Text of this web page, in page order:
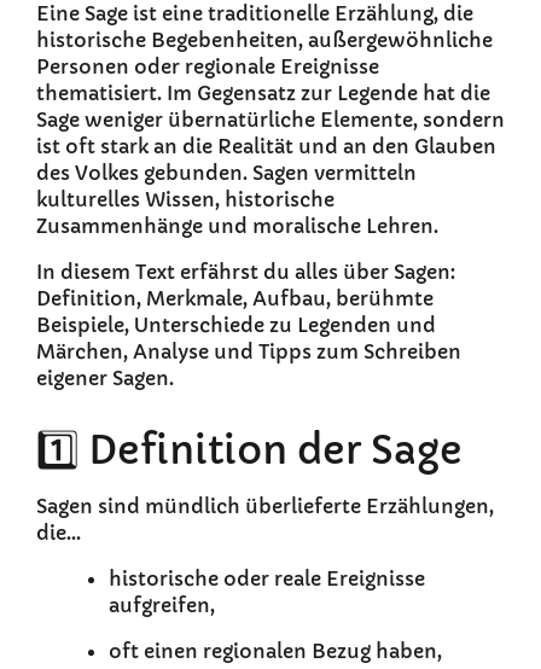
Eine Sage ist eine traditionelle Erzählung, die
historische Begebenheiten, außergewöhnliche
Personen oder regionale Ereignisse
thematisiert. Im Gegensatz zur Legende hat die
Sage weniger übernatürliche Elemente, sondern
ist oft stark an die Realität und an den Glauben
des Volkes gebunden. Sagen vermitteln
kulturelles Wissen, historische
Zusammenhänge und moralische Lehren.
In diesem Text erfährst du alles über Sagen:
Definition, Merkmale, Aufbau, berühmte
Beispiele, Unterschiede zu Legenden und
Märchen, Analyse und Tipps zum Schreiben
eigener Sagen.
1️⃣ Definition der Sage
Sagen sind mündlich überlieferte Erzählungen,
die...
historische oder reale Ereignisse
aufgreifen,
oft einen regionalen Bezug haben,